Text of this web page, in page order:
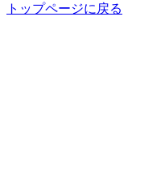
トップページに戻る